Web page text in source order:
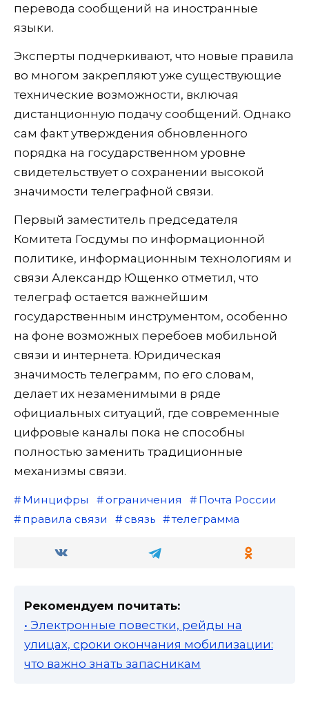
перевода сообщений на иностранные
языки.
Эксперты подчеркивают, что новые правила
во многом закрепляют уже существующие
технические возможности, включая
дистанционную подачу сообщений. Однако
сам факт утверждения обновленного
порядка на государственном уровне
свидетельствует о сохранении высокой
значимости телеграфной связи.
Первый заместитель председателя
Комитета Госдумы по информационной
политике, информационным технологиям и
связи Александр Ющенко отметил, что
телеграф остается важнейшим
государственным инструментом, особенно
на фоне возможных перебоев мобильной
связи и интернета. Юридическая
значимость телеграмм, по его словам,
делает их незаменимыми в ряде
официальных ситуаций, где современные
цифровые каналы пока не способны
полностью заменить традиционные
механизмы связи.
Минцифры ограничения
Почта России
правила связи
связь телеграмма
Рекомендуем почитать:
• Электронные повестки, рейды на
улицах, сроки окончания мобилизации:
что важно знать запасникам